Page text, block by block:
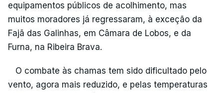
equipamentos públicos de acolhimento, mas
muitos moradores já regressaram, à exceção da
Fajã das Galinhas, em Câmara de Lobos, e da
Furna, na Ribeira Brava.
O combate às chamas tem sido dificultado pelo
vento, agora mais reduzido, e pelas temperaturas